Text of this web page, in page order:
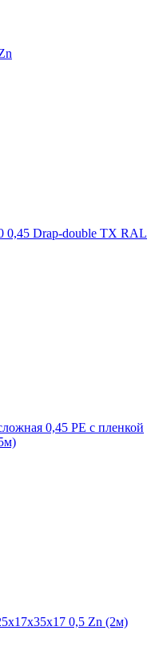
0,45 Drap-double TX RAL
0,45 PE с пленкой
0,5 Zn (2м)